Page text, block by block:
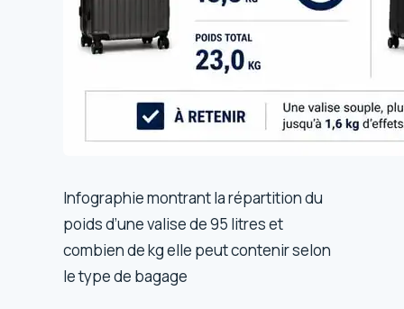
Infographie montrant la répartition du
poids d’une valise de 95 litres et
combien de kg elle peut contenir selon
le type de bagage